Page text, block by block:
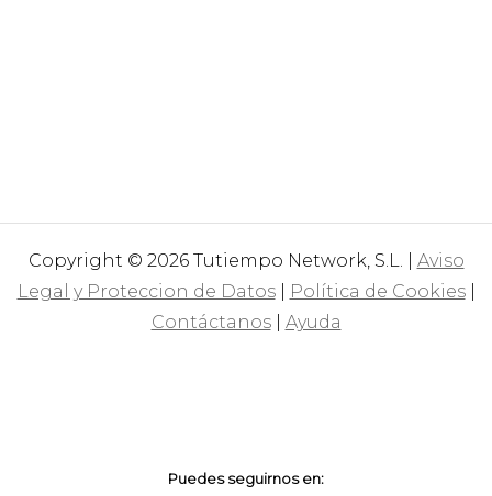
Copyright © 2026 Tutiempo Network, S.L. | Aviso
Legal y Proteccion de Datos| Política de Cookies|
Contáctanos| Ayuda
Puedes seguirnos en: